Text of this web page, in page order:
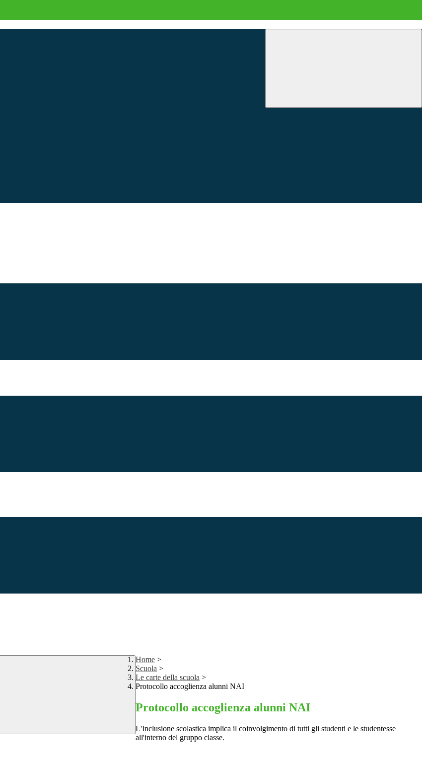
Home >
Scuola >
Le carte della scuola >
Protocollo accoglienza alunni NAI
Protocollo accoglienza alunni NAI
L'Inclusione scolastica implica il coinvolgimento di tutti gli studenti e le studentesse
all'interno del gruppo classe.